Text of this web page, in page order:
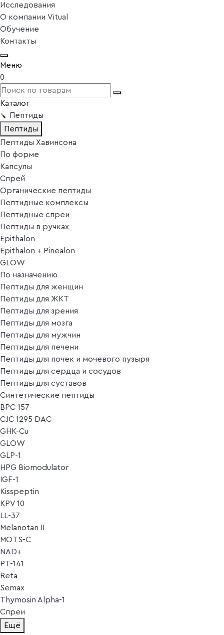
Исследования
О компании Vitual
Обучение
Контакты
Меню
0
Каталог
Пептиды
Пептиды
Пептиды Хавинсона
По форме
Капсулы
Спрей
Органические пептиды
Пептидные комплексы
Пептидные спреи
Пептиды в ручках
Epithalon
Epithalon + Pinealon
GLOW
По назначению
Пептиды для женщин
Пептиды для ЖКТ
Пептиды для зрения
Пептиды для мозга
Пептиды для мужчин
Пептиды для печени
Пептиды для почек и мочевого пузыря
Пептиды для сердца и сосудов
Пептиды для суставов
Синтетические пептиды
BPC 157
CJC 1295 DAC
GHK-Cu
GLOW
GLP-1
HPG Biomodulator
IGF-1
Kisspeptin
KPV 10
LL-37
Melanotan II
MOTS-C
NAD+
PT-141
Reta
Semax
Thymosin Alpha-1
Спреи
Ещё